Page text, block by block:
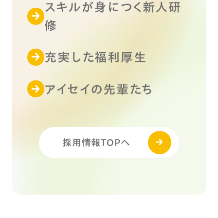
スキルが身につく新人研
修
充実した福利厚生
アイセイの先輩たち
採用情報TOPへ